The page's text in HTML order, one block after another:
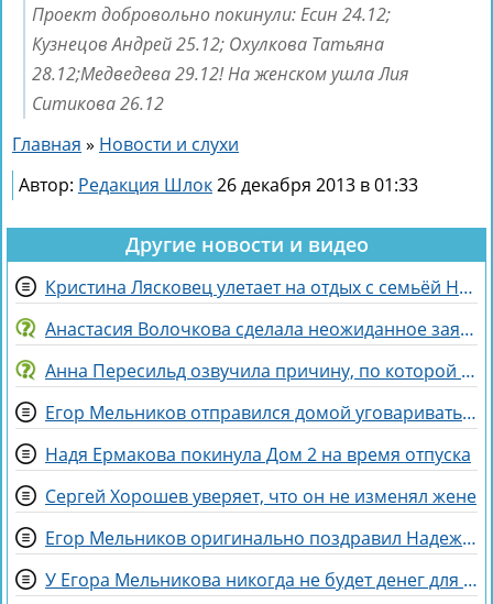
Проект добровольно покинули: Есин 24.12;
Кузнецов Андрей 25.12; Охулкова Татьяна
28.12;Медведева 29.12! На женском ушла Лия
Ситикова 26.12
Главная » Новости и слухи
Автор: Редакция Шлок26 декабря 2013 в 01:33
Другие новости и видео
Кристина Лясковец улетает на отдых с семьёй Никиты Гуранды
Анастасия Волочкова сделала неожиданное заявление о дочери
Анна Пересильд озвучила причину, по которой она выбрала курс Дарьи Мороз
Егор Мельников отправился домой уговаривать родителей на знакомство с Вероникой Гракович
Надя Ермакова покинула Дом 2 на время отпуска
Сергей Хорошев уверяет, что он не изменял жене
Егор Мельников оригинально поздравил Надежду Ермакову с разводом
У Егора Мельникова никогда не будет денег для Вероники Гракович